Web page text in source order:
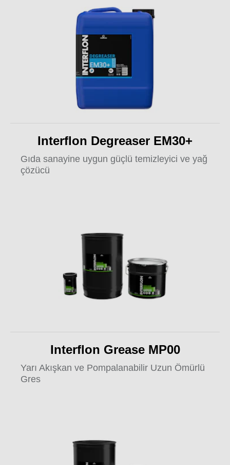
Interflon Degreaser EM30+
Gıda sanayine uygun güçlü temizleyici ve yağ
çözücü
Interflon Grease MP00
Yarı Akışkan ve Pompalanabilir Uzun Ömürlü
Gres